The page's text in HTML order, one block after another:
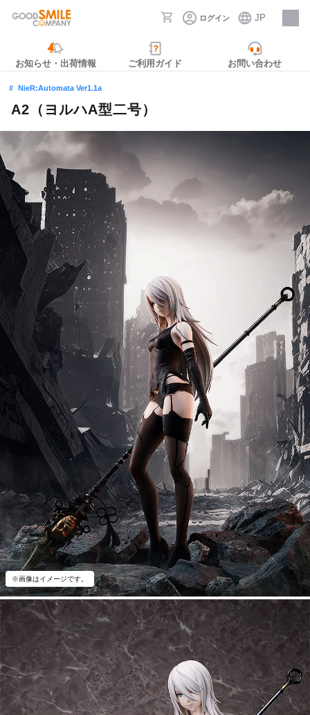
ログイン JP
採用情報
お知らせ・出荷情報 ご利用ガイド お問い合わせ
NieR:Automata Ver1.1a
A2（ヨルハA型二号）
※画像はイメージです。